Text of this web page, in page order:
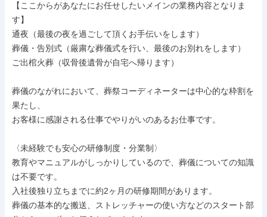
【ここからがあなたにお任せしたいメインの業務内容となりま
す】
通夜（最後の夜を過ごして頂くお手伝いをします）
葬儀・告別式（厳粛な葬儀式を行い、最後のお別れをします）
ご出棺火葬（収骨後遺骨が自宅へ帰ります）
葬儀のながれにおいて、葬祭コーディネーターは中心的な枠割を
果たし、
お客様に感謝される仕事でやりがいのあるお仕事です。
〈未経験でも安心の研修制度・分業制〉
教育やマニュアルがしっかりしているので、葬儀についての知識
は不要です。
入社後独り立ちまでに約2ヶ月の研修期間があります。
葬儀の基本的な搬送、ストレッチャーの使い方などのスタート部